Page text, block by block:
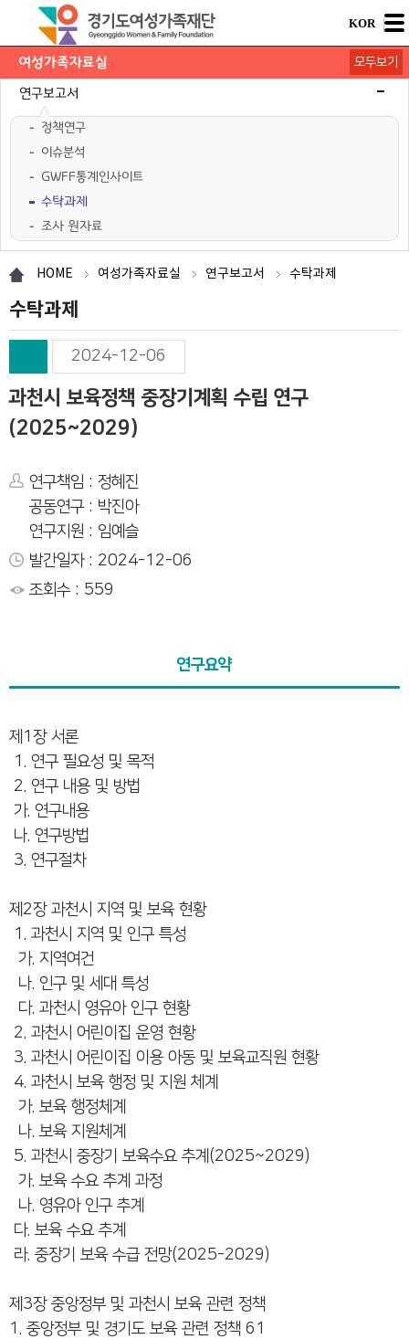
KOR
여성가족자료실
연구보고서
정책연구
이슈분석
GWFF통계인사이트
수탁과제
조사 원자료
학술행사자료
사업·교육 자료
경기여성가족통계
여성가족도서관 `여울`
모두보기
HOME 여성가족자료실 연구보고서 수탁과제
수탁과제
2024-12-06
과천시 보육정책 중장기계획 수립 연구
(2025~2029)
연구책임 : 정혜진
공동연구 : 박진아
연구지원 : 임예슬
발간일자 : 2024-12-06
조회수 : 559
연구요약
제1장 서론
1. 연구 필요성 및 목적
2. 연구 내용 및 방법
가. 연구내용
나. 연구방법
3. 연구절차
제2장 과천시 지역 및 보육 현황
1. 과천시 지역 및 인구 특성
가. 지역여건
나. 인구 및 세대 특성
다. 과천시 영유아 인구 현황
2. 과천시 어린이집 운영 현황
3. 과천시 어린이집 이용 아동 및 보육교직원 현황
4. 과천시 보육 행정 및 지원 체계
가. 보육 행정체계
나. 보육 지원체계
5. 과천시 중장기 보육수요 추계(2025~2029)
가. 보육 수요 추계 과정
나. 영유아 인구 추계
다. 보육 수요 추계
라. 중장기 보육 수급 전망(2025-2029)
제3장 중앙정부 및 과천시 보육 관련 정책
1. 중앙정부 및 경기도 보육 관련 정책 61